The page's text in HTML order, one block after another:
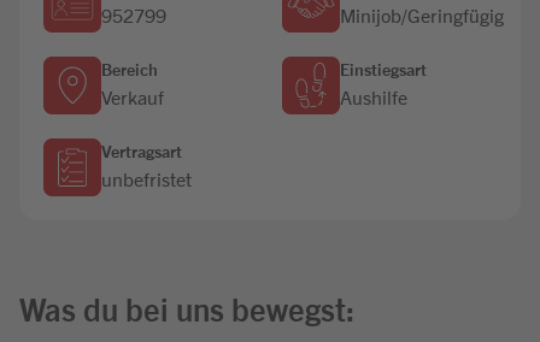
952799 Minijob/Geringfügig
Bereich
Verkauf
Einstiegsart
Aushilfe
Vertragsart
unbefristet
Was du bei uns bewegst: